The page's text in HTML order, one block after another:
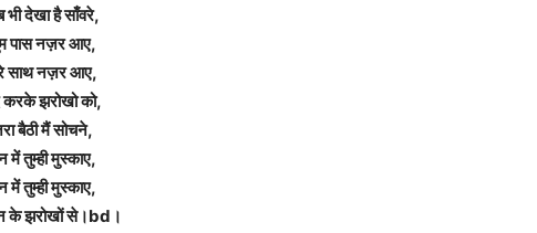
भी देखा है साँवरे,
पास नज़र आए,
साथ नज़र आए,
करके झरोखो को,
बैठी मैं सोचने,
में तुम्ही मुस्काए,
में तुम्ही मुस्काए,
के झरोखों से।bd।